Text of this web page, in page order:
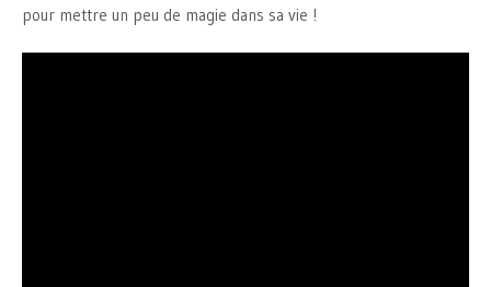
pour mettre un peu de magie dans sa vie !